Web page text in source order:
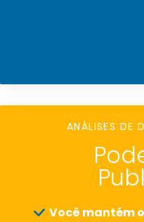
ANÁLISES DE
Você mantém